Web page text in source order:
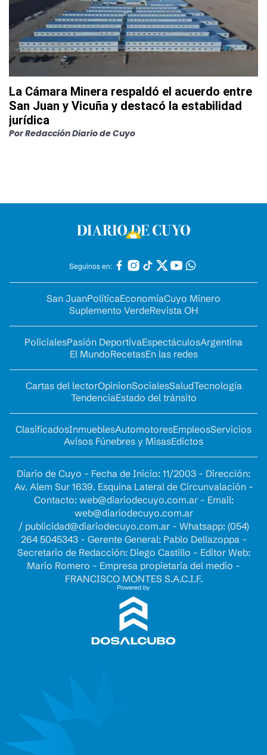
La Cámara Minera respaldó el acuerdo entre
San Juan y Vicuña y destacó la estabilidad
jurídica
PorRedacción Diario de Cuyo
Seguinos en:
San JuanPolíticaEconomíaCuyo Minero
Suplemento VerdeRevista OH
PolicialesPasión DeportivaEspectáculosArgentina
El MundoRecetasEn las redes
Cartas del lectorOpinionSocialesSaludTecnología
TendenciaEstado del tránsito
ClasificadosInmueblesAutomotoresEmpleosServicios
Avisos Fúnebres y MisasEdictos
Diario de Cuyo - Fecha de Inicio: 11/2003 - Dirección:
Av. Alem Sur 1639. Esquina Lateral de Circunvalación -
Contacto: web@diariodecuyo.com.ar- Email:
web@diariodecuyo.com.ar
/ publicidad@diariodecuyo.com.ar- Whatsapp: (054)
264 5045343 - Gerente General: Pablo Dellazoppa -
Secretario de Redacción: Diego Castillo - Editor Web:
Mario Romero - Empresa propietaria del medio -
FRANCISCO MONTES S.A.C.I.F.